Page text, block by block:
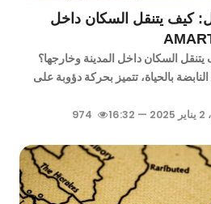
كيف يتنقل السكان داخل
السكان داخل المدينة وخارجها؟
بالحياة، تتميز بحركة دؤوبة على